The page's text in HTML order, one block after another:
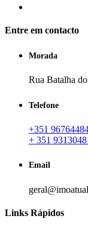
Entre em contacto
Morada
Rua Batalha
Telefone
+351
+ 351
Email
Links Rápidos